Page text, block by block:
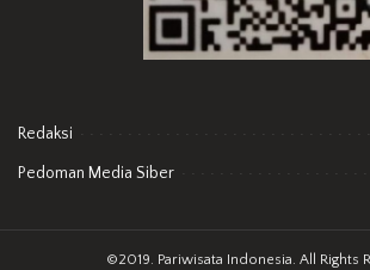
Redaksi
Pedoman Media Siber
©2019. Pariwisata Indonesia. All Rights